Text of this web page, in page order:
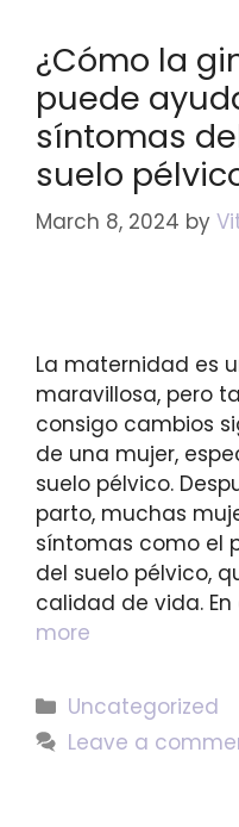
¿Cómo la
puede
síntomas
suelo
March 8, 2024 by
La maternidad es
maravillosa, pero
consigo cambios
de una mujer,
suelo pélvico.
parto, muchas
síntomas como el
del suelo pélvico,
calidad de vida.
more
Uncategorized
Leave a